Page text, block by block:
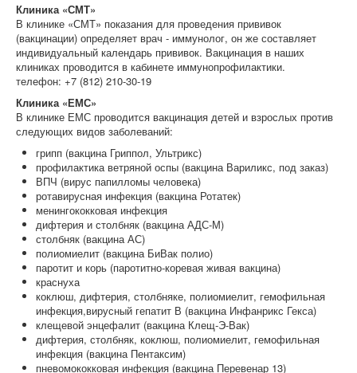
Клиника «СМТ»
В клинике «СМТ» показания для проведения прививок
(вакцинации) определяет врач - иммунолог, он же составляет
индивидуальный календарь прививок. Вакцинация в наших
клиниках проводится в кабинете иммунопрофилактики.
телефон: +7 (812) 210-30-19
Клиника «ЕМС»
В клинике ЕМС проводится вакцинация детей и взрослых против
следующих видов заболеваний:
грипп (вакцина Гриппол, Ультрикс)
профилактика ветряной оспы (вакцина Вариликс, под заказ)
ВПЧ (вирус папилломы человека)
ротавирусная инфекция (вакцина Ротатек)
менингококковая инфекция
дифтерия и столбняк (вакцина АДС-М)
столбняк (вакцина АС)
полиомиелит (вакцина БиВак полио)
паротит и корь (паротитно-коревая живая вакцина)
краснуха
коклюш, дифтерия, столбняке, полиомиелит, гемофильная
инфекция,вирусный гепатит В (вакцина Инфанрикс Гекса)
клещевой энцефалит (вакцина Клещ-Э-Вак)
дифтерия, столбняк, коклюш, полиомиелит, гемофильная
инфекция (вакцина Пентаксим)
пневомококковая инфекция (вакцина Перевенар 13)